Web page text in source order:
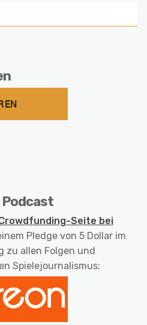
Seite bei
Pledge von 5 Dollar im
zu allen Folgen und
Spielejournalismus: